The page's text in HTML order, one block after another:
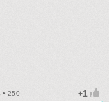
• 250